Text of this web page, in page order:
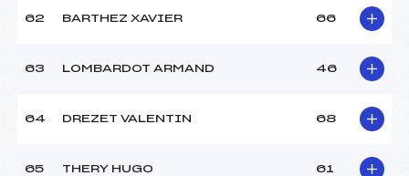
62 BARTHEZ XAVIER 66
63 LOMBARDOT ARMAND 46
64 DREZET VALENTIN 68
65 THERY HUGO 61